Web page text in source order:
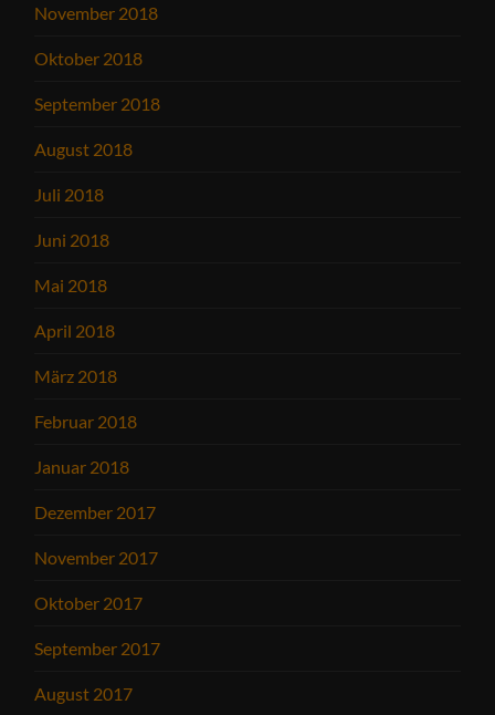
November 2018
Oktober 2018
September 2018
August 2018
Juli 2018
Juni 2018
Mai 2018
April 2018
März 2018
Februar 2018
Januar 2018
Dezember 2017
November 2017
Oktober 2017
September 2017
August 2017